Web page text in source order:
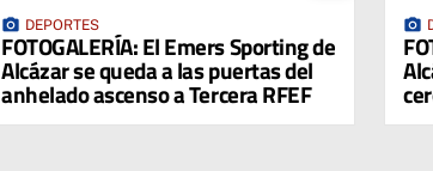
photo_camera DEPORTES
FOTOGALERÍA: El Emers Sporting de
Alcázar se queda a las puertas del
anhelado ascenso a Tercera RFEF
photo_camera